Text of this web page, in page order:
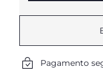
Pagamento